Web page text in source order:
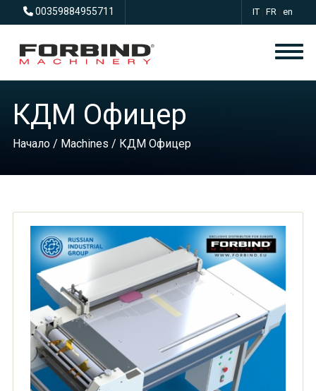
00359884955711 IT |FR |en
КДМ Офицер
Начало/ Machines / КДМ Офицер